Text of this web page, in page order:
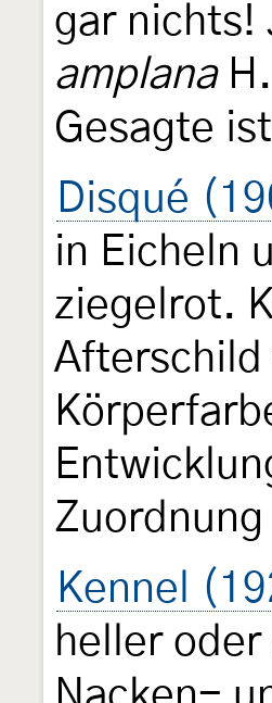
gar nichts!
amplanaH.
Gesagte
Disqué
in Eicheln
ziegelrot.
Afterschild
Kennel
heller